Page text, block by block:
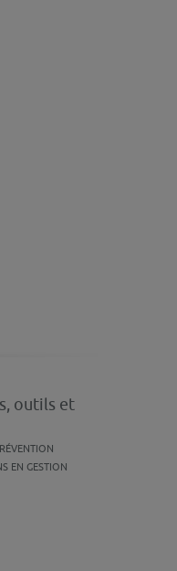
outils et
EN GESTION